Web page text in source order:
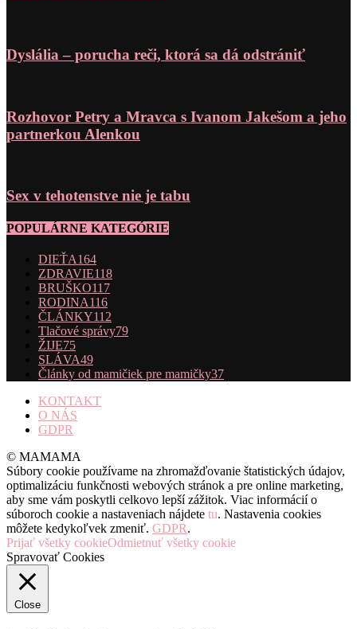
Dyslália – porucha reči, ktorá sa dá odstrániť
Rozhovor Petry a Mravca s Ivanom Jakešom a jeho
partnerkou Alenkou
Sex v tehotenstve nie je tabu
POPULÁRNE KATEGÓRIE
DIEŤA164
ZDRAVIE118
BRUŠKO117
RODINA116
ČLÁNKY112
Tlačové správy79
ŽIJE75
SLÁVA49
Články od mamičiek pre mamičky37
KONTAKT
O NÁS
GDPR
© MAMAMA
Súbory cookie používame na zhromažďovanie štatistických údajov,
optimalizáciu funkčnosti webových stránok a pre online marketing,
aby sme vám poskytli celkovo lepší zážitok. Viac informácií o
súboroch cookie a nastaveniach nájdete tu. Nastavenia cookies
môžete kedykoľvek zmeniť. GDPR.
Prijať všetky cookieOdmietnuť všetky cookie
Spravovať Cookies
Close